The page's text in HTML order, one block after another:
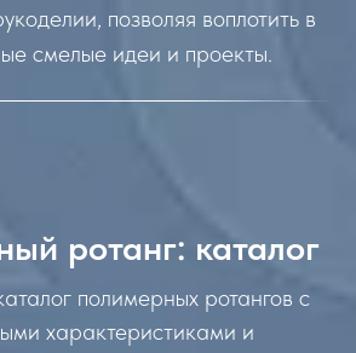
позволяя воплотить в
смелые идеи и проекты.
ротанг: каталог
полимерных ротангов с
характеристиками и